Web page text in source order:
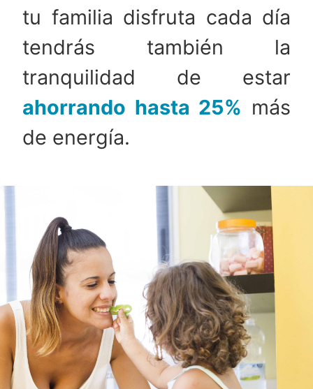
tu familia disfruta cada día
tendrás también la
tranquilidad de estar
ahorrando hasta 25% más
de energía.